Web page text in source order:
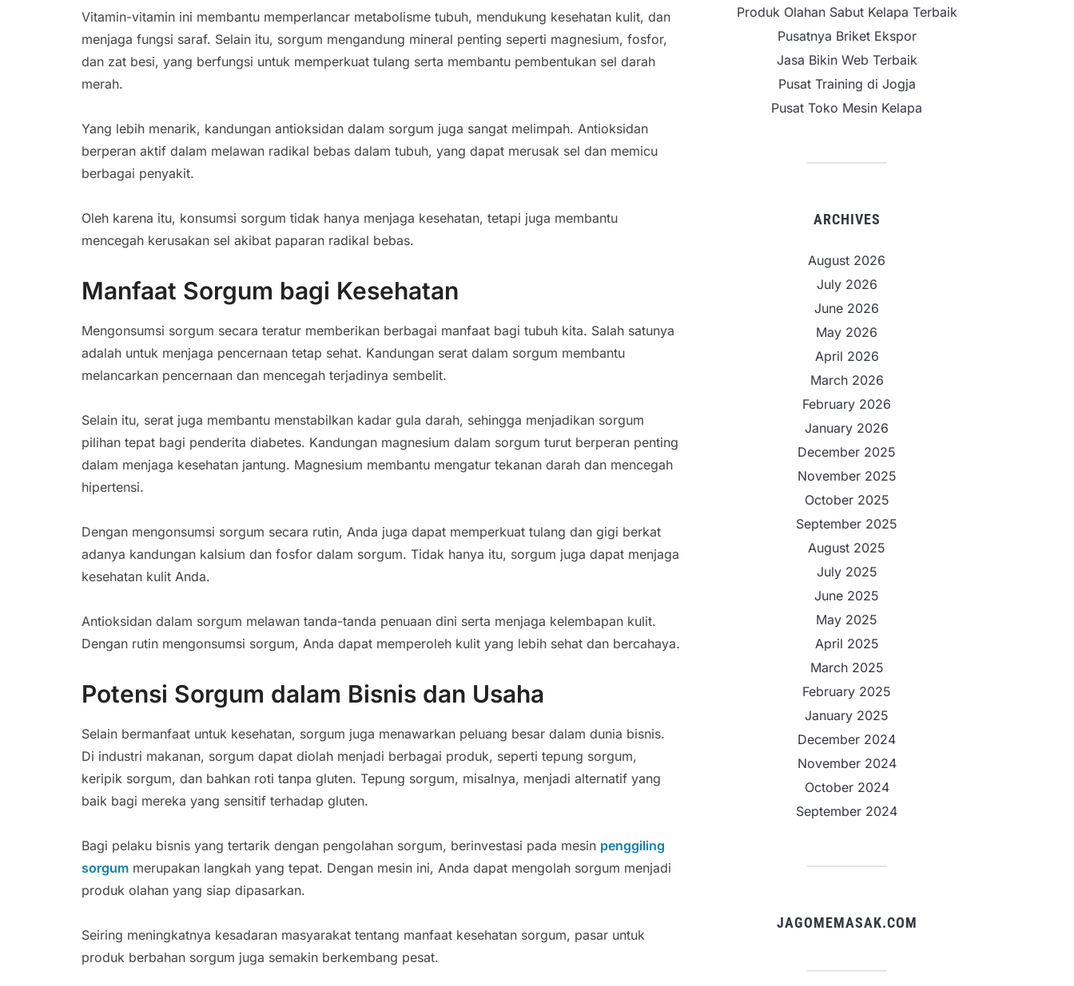
Vitamin-vitamin ini membantu memperlancar metabolisme tubuh, mendukung kesehatan kulit, dan
menjaga fungsi saraf. Selain itu, sorgum mengandung mineral penting seperti magnesium, fosfor,
dan zat besi, yang berfungsi untuk memperkuat tulang serta membantu pembentukan sel darah
merah.
Yang lebih menarik, kandungan antioksidan dalam sorgum juga sangat melimpah. Antioksidan
berperan aktif dalam melawan radikal bebas dalam tubuh, yang dapat merusak sel dan memicu
berbagai penyakit.
Oleh karena itu, konsumsi sorgum tidak hanya menjaga kesehatan, tetapi juga membantu
mencegah kerusakan sel akibat paparan radikal bebas.
Manfaat Sorgum bagi Kesehatan
Mengonsumsi sorgum secara teratur memberikan berbagai manfaat bagi tubuh kita. Salah satunya
adalah untuk menjaga pencernaan tetap sehat. Kandungan serat dalam sorgum membantu
melancarkan pencernaan dan mencegah terjadinya sembelit.
Selain itu, serat juga membantu menstabilkan kadar gula darah, sehingga menjadikan sorgum
pilihan tepat bagi penderita diabetes. Kandungan magnesium dalam sorgum turut berperan penting
dalam menjaga kesehatan jantung. Magnesium membantu mengatur tekanan darah dan mencegah
hipertensi.
Dengan mengonsumsi sorgum secara rutin, Anda juga dapat memperkuat tulang dan gigi berkat
adanya kandungan kalsium dan fosfor dalam sorgum. Tidak hanya itu, sorgum juga dapat menjaga
kesehatan kulit Anda.
Antioksidan dalam sorgum melawan tanda-tanda penuaan dini serta menjaga kelembapan kulit.
Dengan rutin mengonsumsi sorgum, Anda dapat memperoleh kulit yang lebih sehat dan bercahaya.
Potensi Sorgum dalam Bisnis dan Usaha
Selain bermanfaat untuk kesehatan, sorgum juga menawarkan peluang besar dalam dunia bisnis.
Di industri makanan, sorgum dapat diolah menjadi berbagai produk, seperti tepung sorgum,
keripik sorgum, dan bahkan roti tanpa gluten. Tepung sorgum, misalnya, menjadi alternatif yang
baik bagi mereka yang sensitif terhadap gluten.
Bagi pelaku bisnis yang tertarik dengan pengolahan sorgum, berinvestasi pada mesin penggiling
sorgum merupakan langkah yang tepat. Dengan mesin ini, Anda dapat mengolah sorgum menjadi
produk olahan yang siap dipasarkan.
Seiring meningkatnya kesadaran masyarakat tentang manfaat kesehatan sorgum, pasar untuk
produk berbahan sorgum juga semakin berkembang pesat.
Produk Olahan Sabut Kelapa Terbaik
Pusatnya Briket Ekspor
Jasa Bikin Web Terbaik
Pusat Training di Jogja
Pusat Toko Mesin Kelapa
ARCHIVES
August 2026
July 2026
June 2026
May 2026
April 2026
March 2026
February 2026
January 2026
December 2025
November 2025
October 2025
September 2025
August 2025
July 2025
June 2025
May 2025
April 2025
March 2025
February 2025
January 2025
December 2024
November 2024
October 2024
September 2024
JAGOMEMASAK.COM